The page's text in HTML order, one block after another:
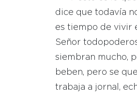
dice que todavía
es tiempo de vivir
Señor
siembran mucho,
beben, pero se
trabaja a jornal,